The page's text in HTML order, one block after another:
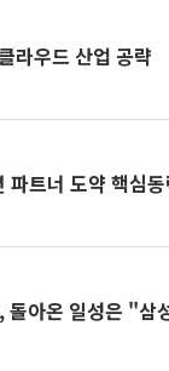
라우드 산업 공략
파트너 도약 핵심
돌아온 일성은 "삼